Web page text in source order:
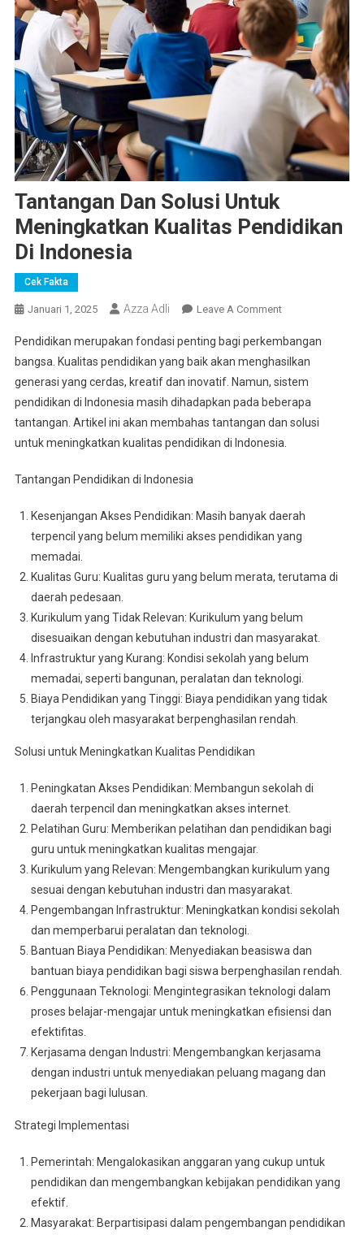
Tantangan Dan Solusi Untuk
Meningkatkan Kualitas Pendidikan
Di Indonesia
Cek Fakta
Januari 1, 2025 Azza Adli Leave A CommentOn
Dan
Solusi
Untuk
Meningkatkan
Kualitas
Pendidikan
Pendidikan merupakan fondasi penting bagi perkembangan
bangsa. Kualitas pendidikan yang baik akan menghasilkan
generasi yang cerdas, kreatif dan inovatif. Namun, sistem
pendidikan di Indonesia masih dihadapkan pada beberapa
tantangan. Artikel ini akan membahas tantangan dan solusi
untuk meningkatkan kualitas pendidikan di Indonesia.
Tantangan Pendidikan di Indonesia
Kesenjangan Akses Pendidikan: Masih banyak daerah
terpencil yang belum memiliki akses pendidikan yang
memadai.
Kualitas Guru: Kualitas guru yang belum merata, terutama di
daerah pedesaan.
Kurikulum yang Tidak Relevan: Kurikulum yang belum
disesuaikan dengan kebutuhan industri dan masyarakat.
Infrastruktur yang Kurang: Kondisi sekolah yang belum
memadai, seperti bangunan, peralatan dan teknologi.
Biaya Pendidikan yang Tinggi: Biaya pendidikan yang tidak
terjangkau oleh masyarakat berpenghasilan rendah.
Solusi untuk Meningkatkan Kualitas Pendidikan
Peningkatan Akses Pendidikan: Membangun sekolah di
daerah terpencil dan meningkatkan akses internet.
Pelatihan Guru: Memberikan pelatihan dan pendidikan bagi
guru untuk meningkatkan kualitas mengajar.
Kurikulum yang Relevan: Mengembangkan kurikulum yang
sesuai dengan kebutuhan industri dan masyarakat.
Pengembangan Infrastruktur: Meningkatkan kondisi sekolah
dan memperbarui peralatan dan teknologi.
Bantuan Biaya Pendidikan: Menyediakan beasiswa dan
bantuan biaya pendidikan bagi siswa berpenghasilan rendah.
Penggunaan Teknologi: Mengintegrasikan teknologi dalam
proses belajar-mengajar untuk meningkatkan efisiensi dan
efektifitas.
Kerjasama dengan Industri: Mengembangkan kerjasama
dengan industri untuk menyediakan peluang magang dan
pekerjaan bagi lulusan.
Strategi Implementasi
Pemerintah: Mengalokasikan anggaran yang cukup untuk
pendidikan dan mengembangkan kebijakan pendidikan yang
efektif.
Masyarakat: Berpartisipasi dalam pengembangan pendidikan